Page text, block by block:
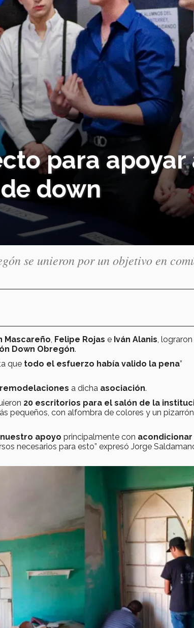
para apoyar
down
se unieron por un objetivo en
Mascareño Felipe Rojas e Iván Alanis ,
Down Obregón.
que todo el esfuerzo había valido la pena”
remodelaciones a dicha asociación.
20 escritorios para el salón de la
pequeños, con alfombra de colores y un pizarrón
nuestro apoyo principalmente con acondicionar
necesarios para esto” expresó Jorge